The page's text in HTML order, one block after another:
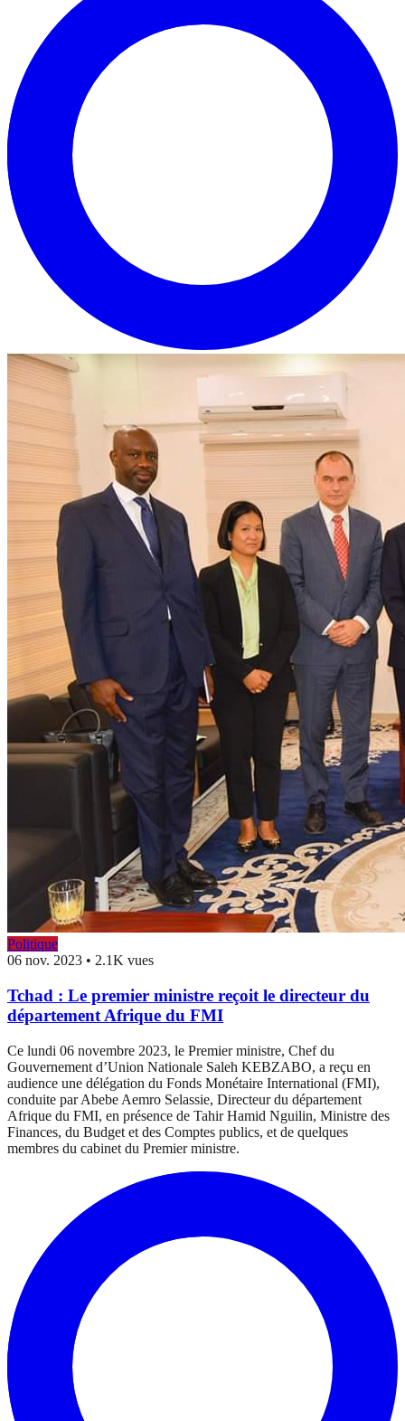
Politique
06 nov. 2023 • 2.1K vues
Tchad : Le premier ministre reçoit le directeur du
département Afrique du FMI
Ce lundi 06 novembre 2023, le Premier ministre, Chef du
Gouvernement d’Union Nationale Saleh KEBZABO, a reçu en
audience une délégation du Fonds Monétaire International (FMI),
conduite par Abebe Aemro Selassie, Directeur du département
Afrique du FMI, en présence de Tahir Hamid Nguilin, Ministre des
Finances, du Budget et des Comptes publics, et de quelques
membres du cabinet du Premier ministre.